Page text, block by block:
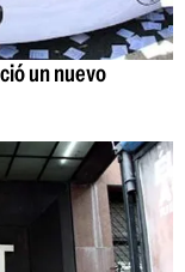
un nuevo